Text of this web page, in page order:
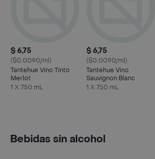
$ 6,75
($0.0090/ml)
Tantehue Vino Tinto
Merlot
1 X 750 mL
$ 6,75
($0.0090/ml)
Tantehue Vino
Sauvignon Blanc
1 X 750 mL
Bebidas sin alcohol